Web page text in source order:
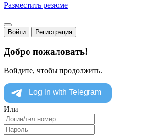
Разместить резюме
Войти Регистрация
Добро пожаловать!
Войдите, чтобы продолжить.
Или